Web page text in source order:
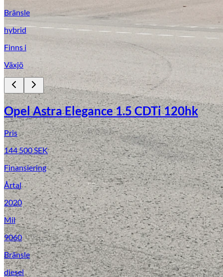
Laga stenskott
Bränsle
hybrid
Finns i
Växjö
Opel Astra Elegance 1.5 CDTi 120hk
Pris
144 500SEK
Finansiering
Årtal
2020
Mil
9060
Bränsle
diesel